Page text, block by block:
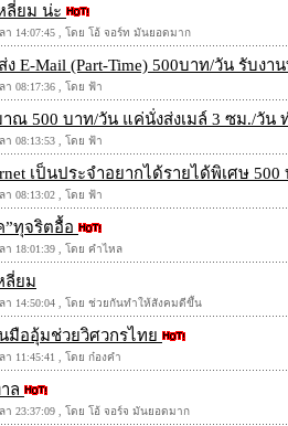
ลี่ยม น่ะ
า 14:07:45 , โดย โอ้ จอร์ท มันยอดมาก
ง E-Mail (Part-Time) 500บาท/วัน รับง
า 08:17:36 , โดย ฟ้า
ณ 500 บาท/วัน แค่นั่งส่งเมล์ 3 ซม./วัน
า 08:13:53 , โดย ฟ้า
เป็นประจำอยากได้รายได้พิเศษ
า 08:13:02 , โดย ฟ้า
”ทุจริตอื้อ
า 18:01:39 , โดย คำไหล
ลี่ยม
า 14:50:04 , โดย ช่วยกันทำให้สังคมดีขึ้น
มืออุ้มช่วยวิศวกรไทย
า 11:45:41 , โดย ก๋องคำ
ล
า 23:37:09 , โดย โอ้ จอร์จ มันยอดมาก